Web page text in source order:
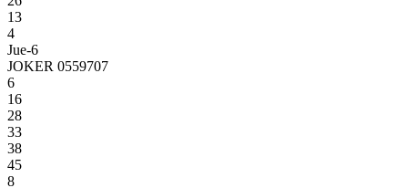
13
4
Jue-6
JOKER 0559707
6
16
28
33
38
45
8